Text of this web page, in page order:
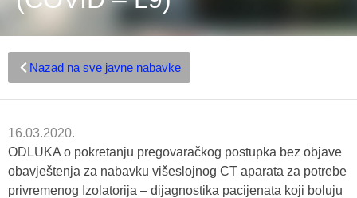
Nazad na sve javne nabavke
16.03.2020.
ODLUKA o pokretanju pregovaračkog postupka bez objave
obavještenja za nabavku višeslojnog CT aparata za potrebe
privremenog Izolatorija – dijagnostika pacijenata koji boluju